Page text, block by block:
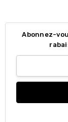
Abonnez-